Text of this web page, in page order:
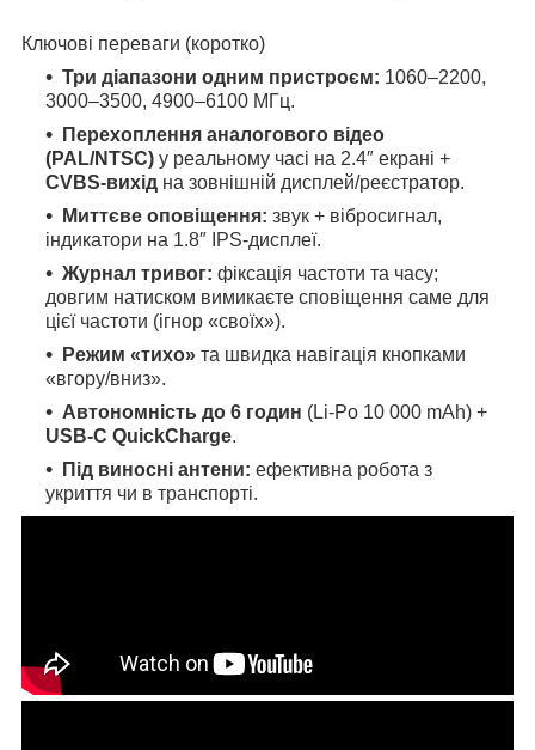
Ключові переваги (коротко)
Три діапазони одним пристроєм: 1060–2200,
3000–3500, 4900–6100 МГц.
Перехоплення аналогового відео
(PAL/NTSC) у реальному часі на 2.4″ екрані +
CVBS-вихід на зовнішній дисплей/реєстратор.
Миттєве оповіщення: звук + вібросигнал,
індикатори на 1.8″ IPS-дисплеї.
Журнал тривог: фіксація частоти та часу;
довгим натиском вимикаєте сповіщення саме для
цієї частоти (ігнор «своїх»).
Режим «тихо» та швидка навігація кнопками
«вгору/вниз».
Автономність до 6 годин (Li-Po 10 000 mAh) +
USB-C QuickCharge.
Під виносні антени: ефективна робота з
укриття чи в транспорті.